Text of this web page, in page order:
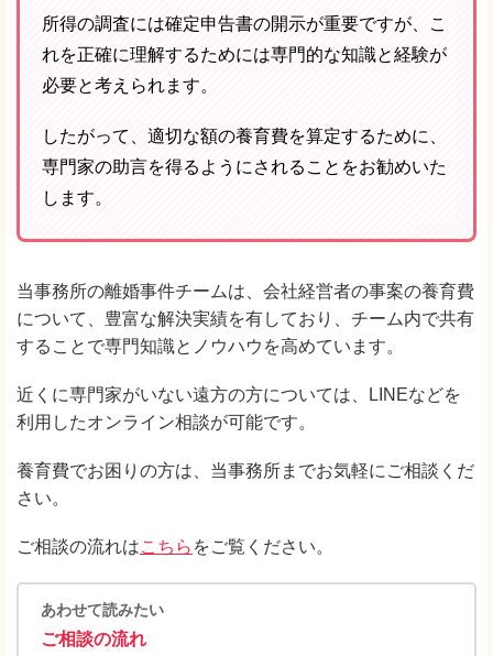
所得の調査には確定申告書の開示が重要ですが、こ
れを正確に理解するためには専門的な知識と経験が
必要と考えられます。
したがって、適切な額の養育費を算定するために、
専門家の助言を得るようにされることをお勧めいた
します。
当事務所の離婚事件チームは、会社経営者の事案の養育費
について、豊富な解決実績を有しており、チーム内で共有
することで専門知識とノウハウを高めています。
近くに専門家がいない遠方の方については、LINEなどを
利用したオンライン相談が可能です。
養育費でお困りの方は、当事務所までお気軽にご相談くだ
さい。
ご相談の流れはこちら をご覧ください。
あわせて読みたい
ご相談の流れ